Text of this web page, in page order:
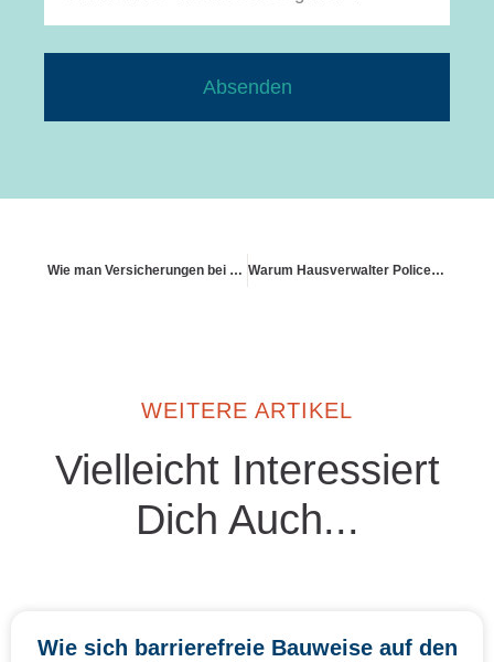
Absenden
Wie man Versicherungen bei Streitthemen kombinieren kann Warum Hausverwalter Policen regelmäßig prüfen sollten
WEITERE ARTIKEL
Vielleicht Interessiert
Dich Auch...
Wie sich barrierefreie Bauweise auf den